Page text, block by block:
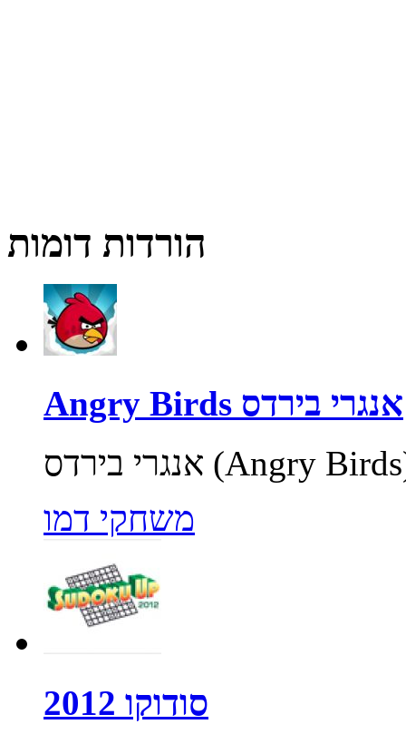
הורדות דומות
Angry Birds אנגרי בירדס
משחקי דמו
סודוקו 2012